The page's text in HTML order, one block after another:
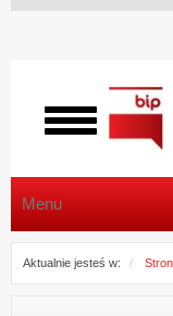
Włącz
menu
Menu
Aktualnie jesteś w: